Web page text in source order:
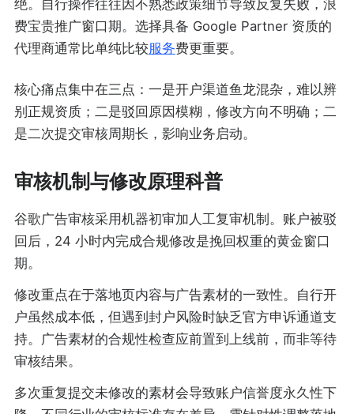
绝。自行操作往往因不熟悉政策细节导致反复失败，浪
费宝贵推广窗口期。选择具备 Google Partner 资质的
代理商通常比单纯比较服务费更重要。
核心痛点集中在三点：一是开户渠道鱼龙混杂，难以辨
别正规资质；二是驳回原因模糊，修改方向不明确；二
是二次提交审核周期长，影响业务启动。
审核机制与修改原理科普
谷歌广告审核采用机器初审加人工复审机制。账户被驳
回后，24 小时内完成合规修改是挽回权重的黄金窗口
期。
修改重点在于落地页内容与广告素材的一致性。自行开
户虽然成本低，但遇到封户风险时缺乏官方申诉通道支
持。广告素材的合规性检查应前置到上线前，而非等待
审核结果。
多次重复提交未修改的素材会导致账户信誉度永久性下